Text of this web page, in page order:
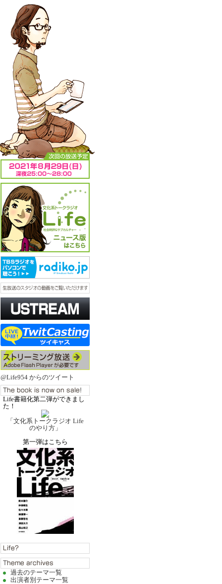
@Life954 からのツイート
Life書籍化第二弾ができまし
た！
「文化系トークラジオ Life
のやり方」
第一弾はこちら
過去のテーマ一覧
出演者別テーマ一覧